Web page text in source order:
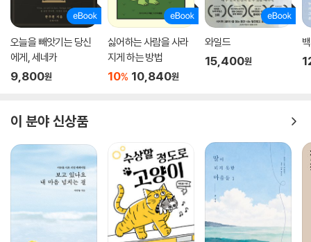
오늘을 빼앗기는 당신
에게, 세네카
9,800원
싫어하는 사람을 사라
지게 하는 방법
10% 10,840원
와일드
15,400원
이 분야 신상품